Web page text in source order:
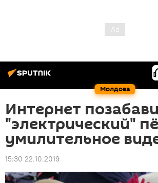
Молдова
Интернет
"электрический"
умилительное
15:30 22.10.2019